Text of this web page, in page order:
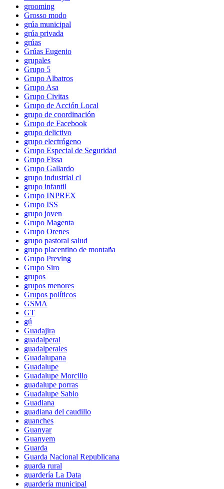
grooming
Grosso modo
grúa municipal
grúa privada
grúas
Grúas Eugenio
grupales
Grupo 5
Grupo Albatros
Grupo Asa
Grupo Civitas
Grupo de Acción Local
grupo de coordinación
Grupo de Facebook
grupo delictivo
grupo electrógeno
Grupo Especial de Seguridad
Grupo Fissa
Grupo Gallardo
grupo industrial cl
grupo infantil
Grupo INPREX
Grupo ISS
grupo joven
Grupo Magenta
Grupo Orenes
grupo pastoral salud
grupo placentino de montaña
Grupo Preving
Grupo Siro
grupos
grupos menores
Grupos políticos
GSMA
GT
gú
Guadajira
guadalperal
guadalperales
Guadalupana
Guadalupe
Guadalupe Morcillo
guadalupe porras
Guadalupe Sabio
Guadiana
guadiana del caudillo
guanches
Guanyar
Guanyem
Guarda
Guarda Nacional Republicana
guarda rural
guardería La Data
guardería municipal